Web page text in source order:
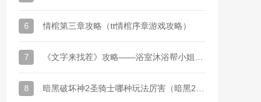
6 情棺第三章攻略（tt情棺序章游戏攻略）
7
8